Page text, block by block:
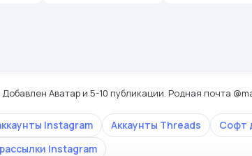
Аватар и 5-10 публикации. Родная почта
Instagram Аккаунты Threads
Софт
Instagram